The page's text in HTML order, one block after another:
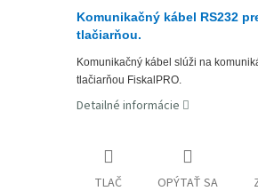
cena:
Komunikačný kábel RS232
tlačiarňou.
Komunikačný kábel slúži na
tlačiarňou FiskalPRO.
Detailné informácie
TLAČ OPÝTAŤ SA